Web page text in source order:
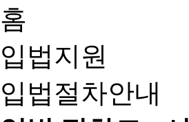
홈
입법지원
입법절차안내